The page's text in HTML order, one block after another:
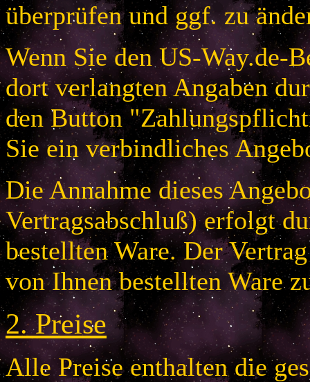
überprüfen und ggf. zu
Wenn Sie den US-Way.de-
dort verlangten Angaben
den Button
Sie ein verbindliches
Die Annahme dieses
Vertragsabschluß) erfolgt
bestellten Ware. Der
von Ihnen bestellten Ware
2.Preise
Alle Preise enthalten die